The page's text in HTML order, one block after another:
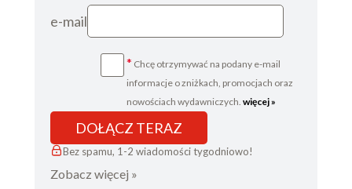
e-mail
* Chcę otrzymywać na podany e-mail
informacje o zniżkach, promocjach oraz
nowościach wydawniczych. więcej »
DOŁĄCZ TERAZ
Bez spamu, 1-2 wiadomości tygodniowo!
Zobacz więcej »